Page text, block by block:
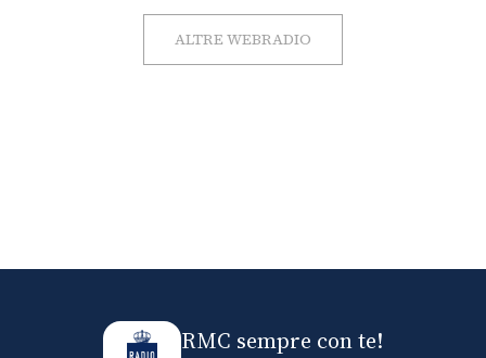
ALTRE WEBRADIO
RMC sempre con te!